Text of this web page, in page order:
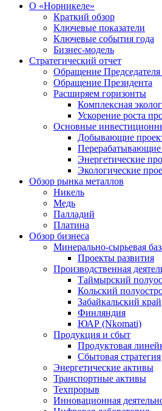
О «Норникеле»
Краткий обзор
Ключевые показатели
Ключевые события года
Бизнес-модель
Стратегический отчет
Обращение Председателя
Обращение Президента
Расширяем горизонты
Комплексная
Ускорение роста
Основные
Добывающие
Энергетические
Экологические
Обзор рынка металлов
Никель
Медь
Палладий
Платина
Обзор бизнеса
Минерально-сырьевая
Проекты развития
Производственная
Таймырский
Кольский
Забайкальский край
Финляндия
ЮАР (Nkomati)
Продукция и сбыт
Продуктовая
Сбытовая стратегия
Энергетические активы
Транспортные активы
Техпрорыв
Инновационная